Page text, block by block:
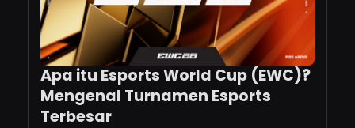
Apa itu Esports World Cup (EWC)?
Mengenal Turnamen Esports
Terbesar